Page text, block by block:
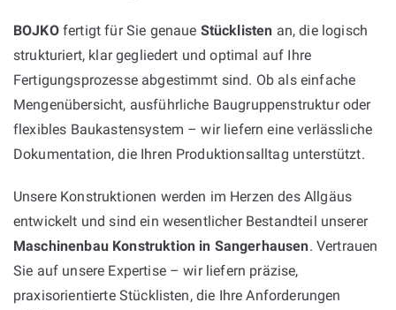
BOJKOfertigt für Sie genaue Stücklisten an, die logisch
strukturiert, klar gegliedert und optimal auf Ihre
Fertigungsprozesse abgestimmt sind. Ob als einfache
Mengenübersicht, ausführliche Baugruppenstruktur oder
flexibles Baukastensystem – wir liefern eine verlässliche
Dokumentation, die Ihren Produktionsalltag unterstützt.
Unsere Konstruktionen werden im Herzen des Allgäus
entwickelt und sind ein wesentlicher Bestandteil unserer
Maschinenbau Konstruktion in Sangerhausen. Vertrauen
Sie auf unsere Expertise – wir liefern präzise,
praxisorientierte Stücklisten, die Ihre Anforderungen